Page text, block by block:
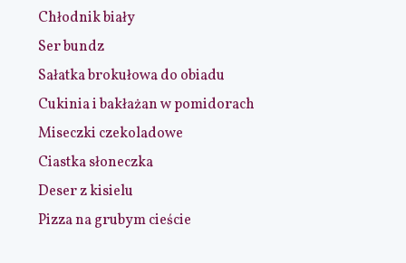
Chłodnik biały
Ser bundz
Sałatka brokułowa do obiadu
Cukinia i bakłażan w pomidorach
Miseczki czekoladowe
Ciastka słoneczka
Deser z kisielu
Pizza na grubym cieście